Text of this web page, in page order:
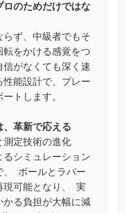
ロのためだけではな
ず、中級者でもそ
をかける感覚をつ
がなくても深く速
能設計で、プレー
トします。
、革新で応える
測定技術の進化
シミュレーション
、 ボールとラバー
現可能となり、 実
かる負担が大幅に減